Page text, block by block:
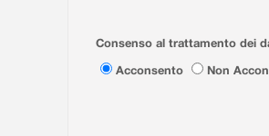
Consenso al trattamento dei
Acconsento
Non